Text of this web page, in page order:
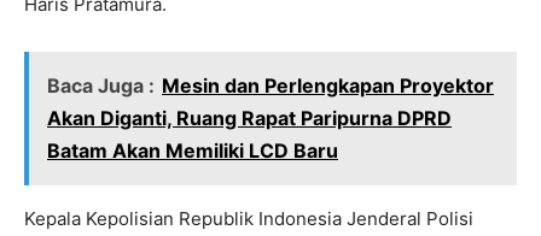
Baca Juga : Mesin dan Perlengkapan Proyektor
Akan Diganti, Ruang Rapat Paripurna DPRD
Batam Akan Memiliki LCD Baru
Kepala Kepolisian Republik Indonesia Jenderal Polisi